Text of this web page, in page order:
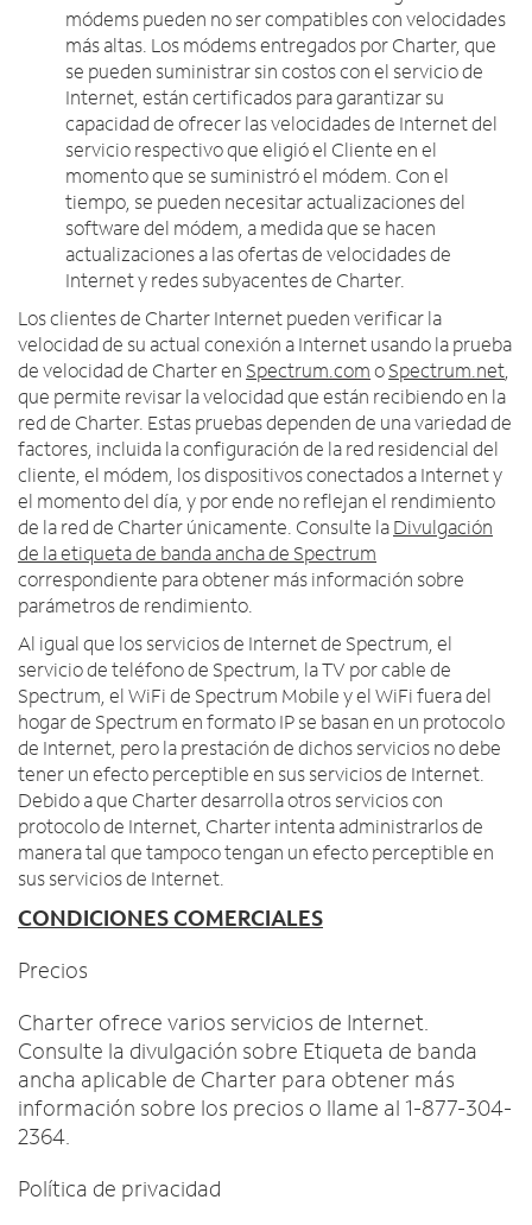
módems pueden no ser compatibles con velocidades
más altas. Los módems entregados por Charter, que
se pueden suministrar sin costos con el servicio de
Internet, están certificados para garantizar su
capacidad de ofrecer las velocidades de Internet del
servicio respectivo que eligió el Cliente en el
momento que se suministró el módem. Con el
tiempo, se pueden necesitar actualizaciones del
software del módem, a medida que se hacen
actualizaciones a las ofertas de velocidades de
Internet y redes subyacentes de Charter.
Los clientes de Charter Internet pueden verificar la
velocidad de su actual conexión a Internet usando la prueba
de velocidad de Charter en Spectrum.comoSpectrum.net
que permite revisar la velocidad que están recibiendo en la
red de Charter. Estas pruebas dependen de una variedad de
factores, incluida la configuración de la red residencial del
cliente, el módem, los dispositivos conectados a Internet y
el momento del día, y por ende no reflejan el rendimiento
de la red de Charter únicamente. Consulte laDivulgación
de la etiqueta de banda ancha de Spectrum
correspondiente para obtener más información sobre
parámetros de rendimiento.
Al igual que los servicios de Internet de Spectrum, el
servicio de teléfono de Spectrum, la TV por cable de
Spectrum, el WiFi de Spectrum Mobile y el WiFi fuera del
hogar de Spectrum en formato IP se basan en un protocolo
de Internet, pero la prestación de dichos servicios no debe
tener un efecto perceptible en sus servicios de Internet.
Debido a que Charter desarrolla otros servicios con
protocolo de Internet, Charter intenta administrarlos de
manera tal que tampoco tengan un efecto perceptible en
sus servicios de Internet.
CONDICIONES COMERCIALES
Precios
Charter ofrece varios servicios de Internet.
Consulte la divulgación sobre Etiqueta de banda
ancha aplicable de Charter para obtener más
información sobre los precios o llame al 1-877-304-
2364.
Política de privacidad